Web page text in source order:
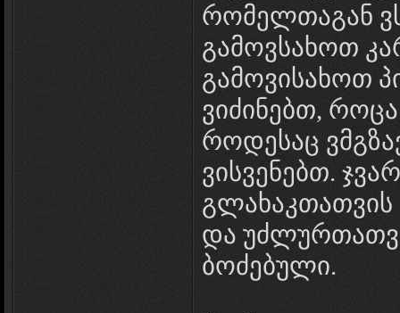
რომელთაგან
გამოვსახოთ
გამოვისახოთ
ვიძინებთ,
როდესაც
ვისვენებთ.
და
ბოძებული.